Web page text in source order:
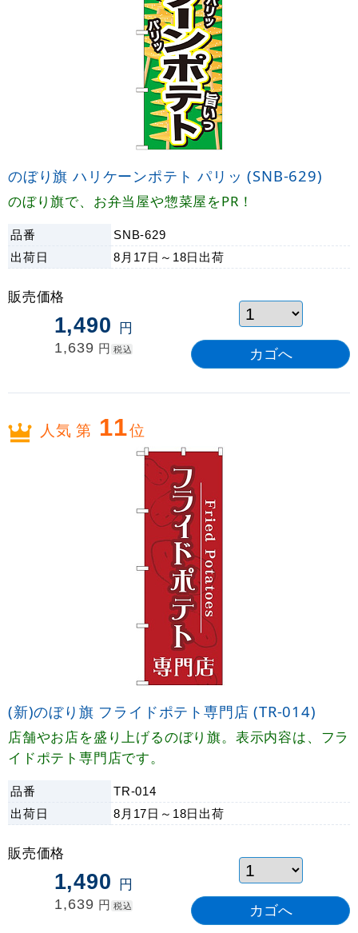
のぼり旗 ハリケーンポテト パリッ (SNB-629)
のぼり旗で、お弁当屋や惣菜屋をPR！
品番 SNB-629
出荷日 8月17日～18日 出荷
販売価格
1,490 円
1,639 円 税込
人気 第 11位
(新)のぼり旗 フライドポテト専門店 (TR-014)
店舗やお店を盛り上げるのぼり旗。表示内容は、フラ
イドポテト専門店です。
品番 TR-014
出荷日 8月17日～18日 出荷
販売価格
1,490 円
1,639 円 税込